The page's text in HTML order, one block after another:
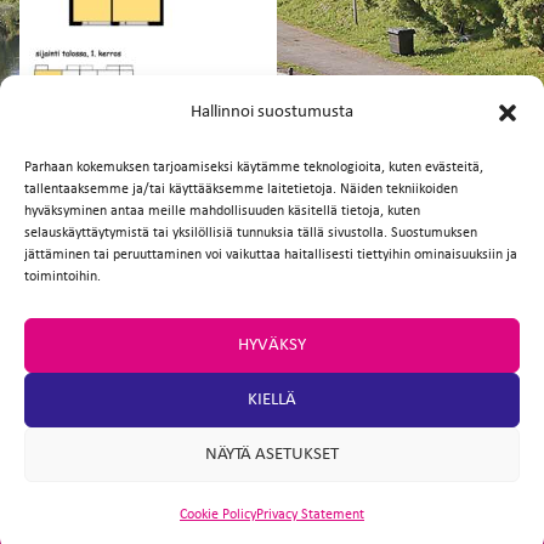
Hallinnoi suostumusta
Parhaan kokemuksen tarjoamiseksi käytämme teknologioita, kuten evästeitä,
tallentaaksemme ja/tai käyttääksemme laitetietoja. Näiden tekniikoiden
hyväksyminen antaa meille mahdollisuuden käsitellä tietoja, kuten
selauskäyttäytymistä tai yksilöllisiä tunnuksia tällä sivustolla. Suostumuksen
jättäminen tai peruuttaminen voi vaikuttaa haitallisesti tiettyihin ominaisuuksiin ja
toimintoihin.
HYVÄKSY
KIELLÄ
NÄYTÄ ASETUKSET
Cookie PolicyPrivacy Statement
Facebook
TwitterEmailWhatsApp